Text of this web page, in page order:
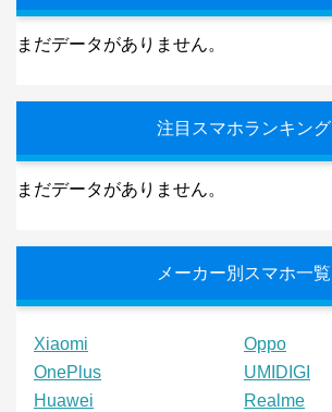
まだデータがありません。
注目スマホランキング
まだデータがありません。
メーカー別スマホ一覧
Xiaomi
Oppo
OnePlus
UMIDIGI
Huawei
Realme